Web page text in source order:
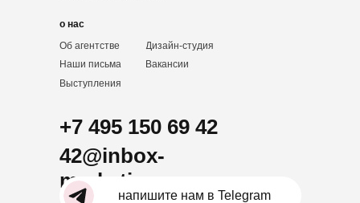
+7 495 150 69 42
42@inbox-
marketing.ru
напишите нам в Telegram
о нас
Об агентстве
Наши письма
Выступления
Дизайн-студия
Вакансии